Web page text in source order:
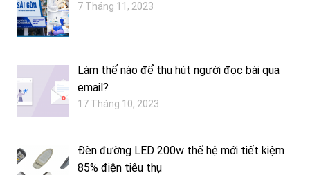
7 Tháng 11, 2023
Làm thế nào để thu hút người đọc bài qua
email?
17 Tháng 10, 2023
Đèn đường LED 200w thế hệ mới tiết kiệm
85% điện tiêu thụ